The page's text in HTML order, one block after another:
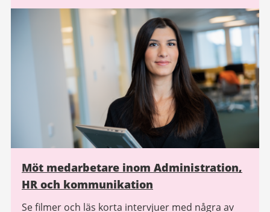
Möt medarbetare inom Administration,
HR och kommunikation
Se filmer och läs korta intervjuer med några av